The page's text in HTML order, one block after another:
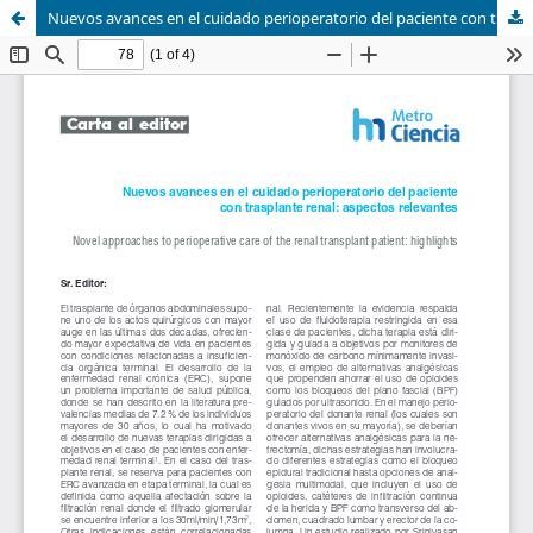
Nuevos avances en el cuidado perioperatorio del paciente con trasplante renal: aspectos relevantes